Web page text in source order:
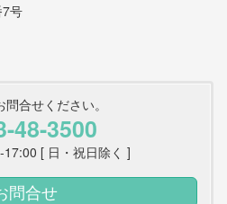
号
合せください。
48-3500
[ 日・祝日除く ]
問合せ